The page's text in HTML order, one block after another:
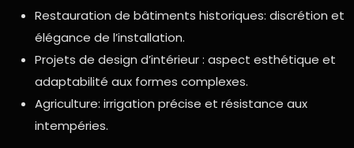
Restauration de bâtiments historiques: discrétion et
élégance de l’installation.
Projets de design d’intérieur : aspect esthétique et
adaptabilité aux formes complexes.
Agriculture: irrigation précise et résistance aux
intempéries.